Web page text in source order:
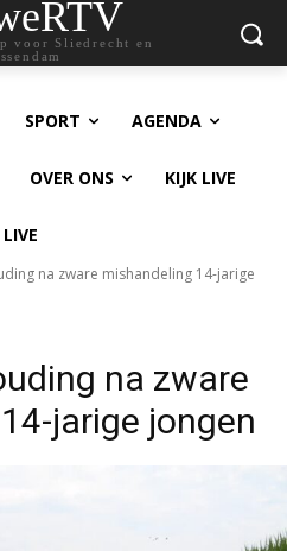
voor Sliedrecht en
SPORT AGENDA
OVER ONS KIJK LIVE
na zware mishandeling 14-jarige
na zware
jarige jongen